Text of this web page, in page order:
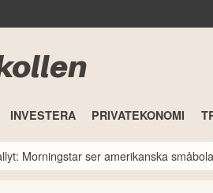
INVESTERA PRIVATEKONOMI
Morningstar ser amerikanska